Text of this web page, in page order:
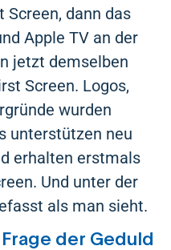
dann das
Apple TV an der
jetzt demselben
Screen. Logos,
wurden
unterstützen neu
erhalten erstmals
Und unter der
als man sieht.
der Geduld